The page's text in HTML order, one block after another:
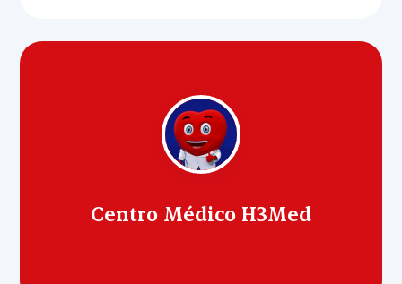
Centro Médico H3Med